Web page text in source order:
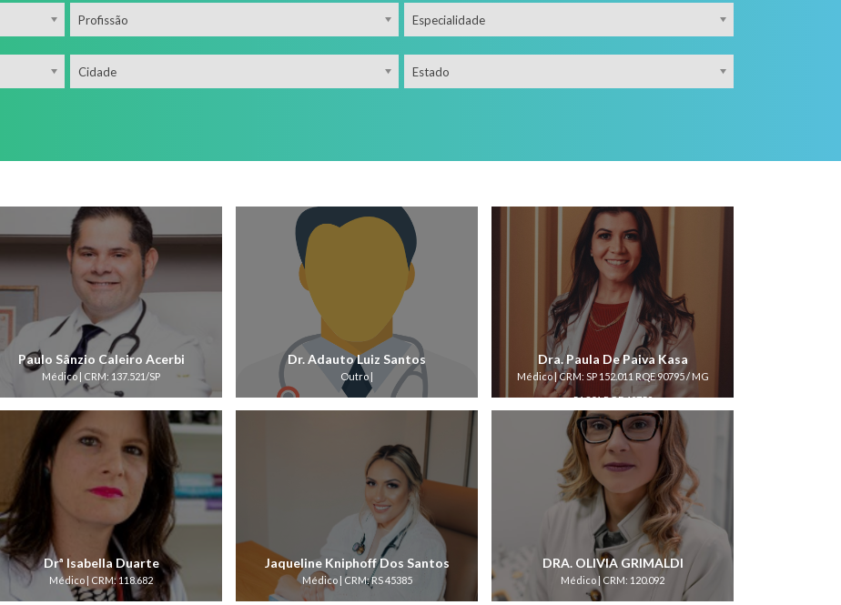
Profissão Especialidade
Cidade Estado
Paulo Sânzio Caleiro Acerbi
Médico | CRM: 137.521/SP
Dr. Adauto Luiz Santos
Outro |
Dra. Paula De Paiva Kasa
Médico | CRM: SP 152.011 RQE 90795 / MG
54.801 RQE 49752
Drª Isabella Duarte
Médico | CRM: 118.682
Jaqueline Kniphoff Dos Santos
Médico | CRM: RS 45385
DRA. OLIVIA GRIMALDI
Médico | CRM: 120.092